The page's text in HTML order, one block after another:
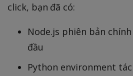
click, bạn đã có:
Node.js phiên bản
đầu
Python environment